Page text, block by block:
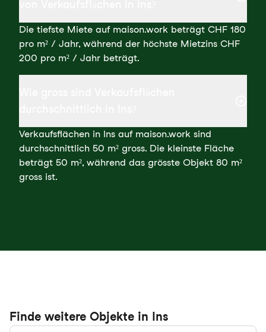
Die tiefste Miete auf maison.work beträgt CHF 180
pro m² / Jahr, während der höchste Mietzins CHF
200 pro m² / Jahr beträgt.
Verkaufsflächen in Ins auf maison.work sind
durchschnittlich 50 m² gross. Die kleinste Fläche
beträgt 50 m², während das grösste Objekt 80 m²
gross ist.
Finde weitere Objekte in Ins